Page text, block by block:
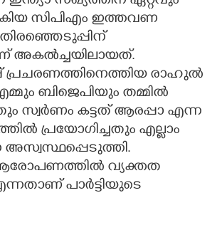
സിപിഎം ഇത്തവണ
അകൽച്ചയിലായത്.
പ്രചരണത്തിനെത്തിയ രാഹുൽ
ബിജെപിയും തമ്മിൽ
സ്വർണം കട്ടത് ആരപ്പാ എന്ന
പ്രയോഗിച്ചതും എല്ലാം
അസ്വസ്ഥപ്പെടുത്തി.
വ്യക്തത
പാർട്ടിയുടെ